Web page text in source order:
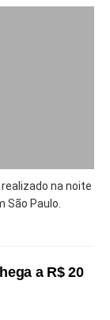
na noite
São Paulo.
a R$ 20